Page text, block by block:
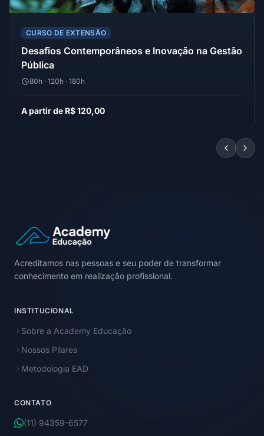
CURSO DE EXTENSÃO
Desafios Contemporâneos e Inovação na Gestão
Pública
80h · 120h · 180h
A partir de R$ 120,00
Acreditamos nas pessoas e seu poder de transformar
conhecimento em realização profissional.
INSTITUCIONAL
Sobre a Academy Educação
Nossos Pilares
Metodologia EAD
CONTATO
(11) 94359-6577